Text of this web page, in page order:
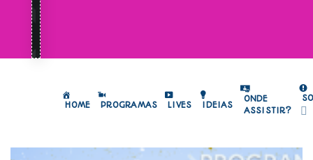
HOME PROGRAMAS LIVES IDEIAS
ONDE
ASSISTIR?